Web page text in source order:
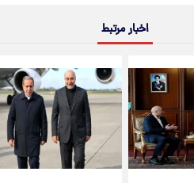
اخبار مرتبط